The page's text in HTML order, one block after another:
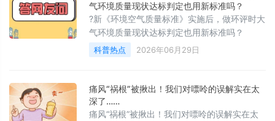
气环境质量现状达标判定也用新标准吗？
?新《环境空气质量标准》实施后，做环评时大
气环境质量现状达标判定也用新标准吗？
科普热点 2026年06月29日
痛风“祸根”被揪出！我们对嘌呤的误解实在太
深了……
痛风“祸根”被揪出！我们对嘌呤的误解实在太